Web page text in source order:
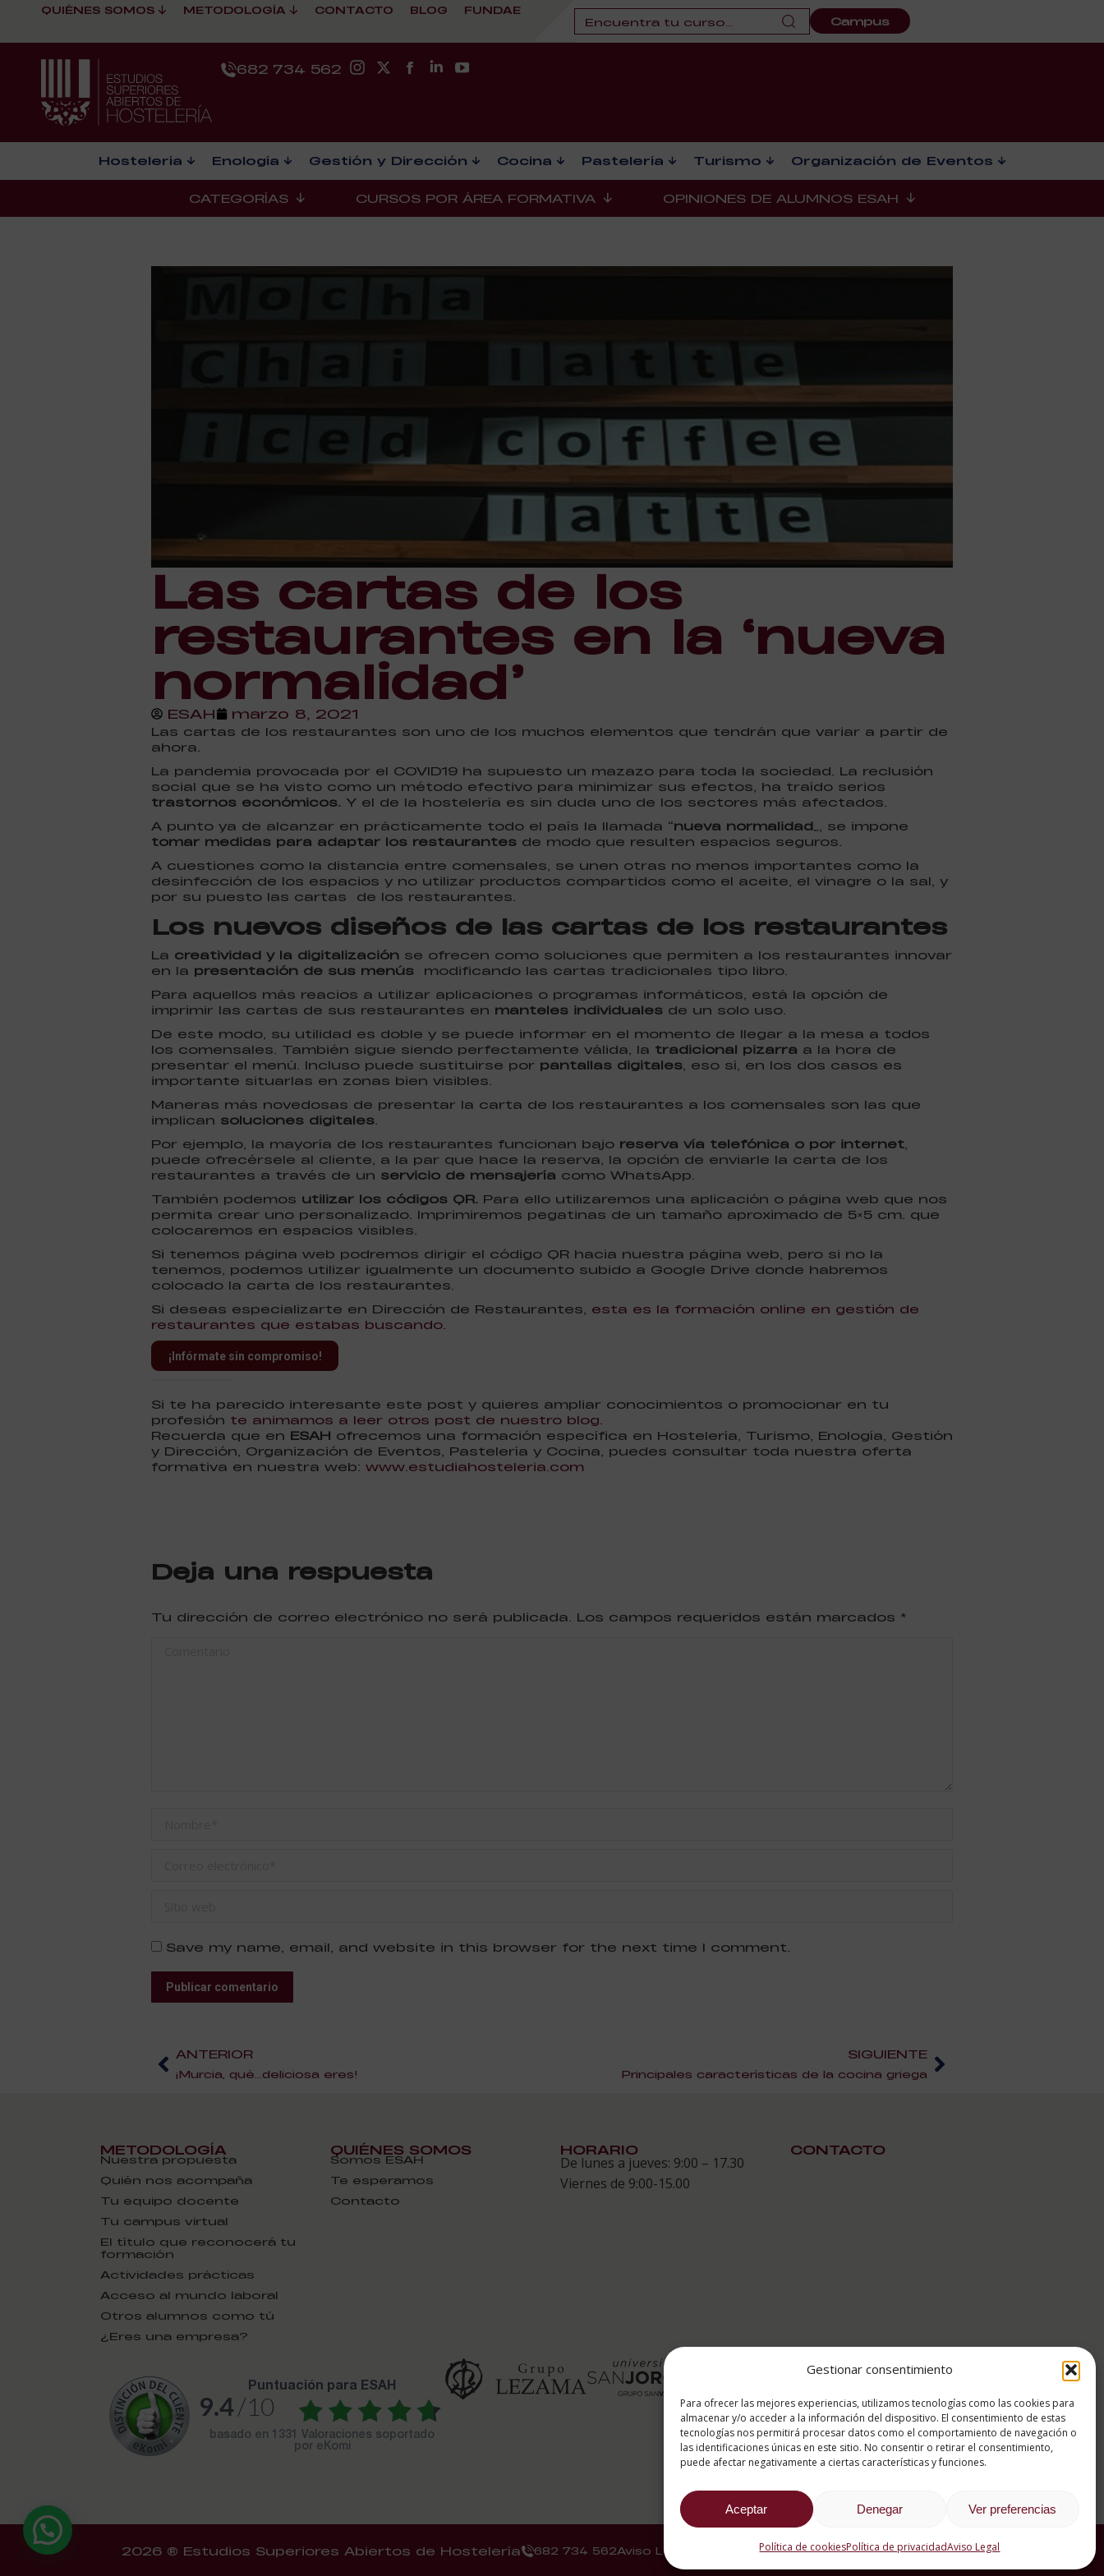
Gestionar consentimiento
Para ofrecer las mejores experiencias, utilizamos tecnologías como las cookies para
almacenar y/o acceder a la información del dispositivo. El consentimiento de estas
tecnologías nos permitirá procesar datos como el comportamiento de navegación o
las identificaciones únicas en este sitio. No consentir o retirar el consentimiento,
puede afectar negativamente a ciertas características y funciones.
Aceptar Denegar Ver preferencias
Política de cookiesPolítica de privacidadAviso Legal
QUIÉNES SOMOS METODOLOGÍA CONTACTO BLOG FUNDAE
Campus
682 734 562
Hostelería Enología Gestión y Dirección Cocina Pastelería Turismo Organización de Eventos
CATEGORÍAS CURSOS POR ÁREA FORMATIVA OPINIONES DE ALUMNOS ESAH
Las cartas de los
restaurantes en la ‘nueva
normalidad’
ESAH marzo 8, 2021
Las cartas de los restaurantes son uno de los muchos elementos que tendrán que variar a partir de
ahora.
La pandemia provocada por el COVID19 ha supuesto un mazazo para toda la sociedad. La reclusión
social que se ha visto como un método efectivo para minimizar sus efectos, ha traído serios
trastornos económicos. Y el de la hostelería es sin duda uno de los sectores más afectados.
A punto ya de alcanzar en prácticamente todo el país la llamada “nueva normalidad”, se impone
tomar medidas para adaptar los restaurantes de modo que resulten espacios seguros.
A cuestiones como la distancia entre comensales, se unen otras no menos importantes como la
desinfección de los espacios y no utilizar productos compartidos como el aceite, el vinagre o la sal, y
por su puesto las cartas de los restaurantes.
Los nuevos diseños de las cartas de los restaurantes
La creatividad y la digitalización se ofrecen como soluciones que permiten a los restaurantes innovar
en la presentación de sus menús modificando las cartas tradicionales tipo libro.
Para aquellos más reacios a utilizar aplicaciones o programas informáticos, está la opción de
imprimir las cartas de sus restaurantes en manteles individuales de un solo uso.
De este modo, su utilidad es doble y se puede informar en el momento de llegar a la mesa a todos
los comensales. También sigue siendo perfectamente válida, la tradicional pizarra a la hora de
presentar el menú. Incluso puede sustituirse por pantallas digitales, eso sí, en los dos casos es
importante situarlas en zonas bien visibles.
Maneras más novedosas de presentar la carta de los restaurantes a los comensales son las que
implican soluciones digitales.
Por ejemplo, la mayoría de los restaurantes funcionan bajo reserva vía telefónica o por internet,
puede ofrecérsele al cliente, a la par que hace la reserva, la opción de enviarle la carta de los
restaurantes a través de un servicio de mensajería como WhatsApp.
También podemos utilizar los códigos QR. Para ello utilizaremos una aplicación o página web que nos
permita crear uno personalizado. Imprimiremos pegatinas de un tamaño aproximado de 5×5 cm. que
colocaremos en espacios visibles.
Si tenemos página web podremos dirigir el código QR hacia nuestra página web, pero si no la
tenemos, podemos utilizar igualmente un documento subido a Google Drive donde habremos
colocado la carta de los restaurantes.
Si deseas especializarte en Dirección de Restaurantes, esta es la formación online en gestión de
restaurantes que estabas buscando.
¡Infórmate sin compromiso!
Si te ha parecido interesante este post y quieres ampliar conocimientos o promocionar en tu
profesión te animamos a leer otros post de nuestro blog.
Recuerda que en ESAH ofrecemos una formación específica en Hostelería, Turismo, Enología, Gestión
y Dirección, Organización de Eventos, Pastelería y Cocina, puedes consultar toda nuestra oferta
formativa en nuestra web: www.estudiahosteleria.com
Deja una respuesta
Tu dirección de correo electrónico no será publicada. Los campos requeridos están marcados *
Save my name, email, and website in this browser for the next time I comment.
Publicar comentario
ANTERIOR
¡Murcia, qué…deliciosa eres!
SIGUIENTE
Principales características de la cocina griega
METODOLOGÍA
Nuestra propuesta
Quién nos acompaña
Tu equipo docente
Tu campus virtual
El título que reconocerá tu
formación
Actividades prácticas
Acceso al mundo laboral
Otros alumnos como tú
¿Eres una empresa?
QUIÉNES SOMOS
Somos ESAH
Te esperamos
Contacto
HORARIO
De lunes a jueves: 9:00 – 17.30
Viernes de 9:00-15.00
CONTACTO
puntuación para ESAH
9.4/10
basado en 1331 Valoraciones soportado
por eKomi
2026 ® Estudios Superiores Abiertos de Hostelería 682 734 562Aviso Legal Política de cookies Política de privacidad